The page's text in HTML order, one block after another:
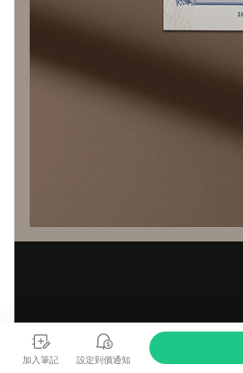
加入筆記 設定到價通知